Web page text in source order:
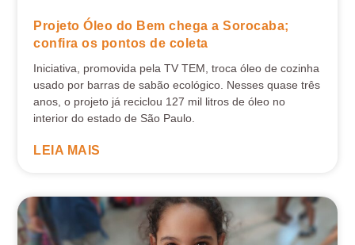
Projeto Óleo do Bem chega a Sorocaba;
confira os pontos de coleta
Iniciativa, promovida pela TV TEM, troca óleo de cozinha
usado por barras de sabão ecológico. Nesses quase três
anos, o projeto já reciclou 127 mil litros de óleo no
interior do estado de São Paulo.
LEIA MAIS